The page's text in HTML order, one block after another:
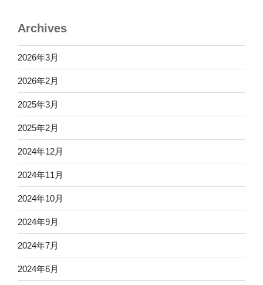
Archives
2026年3月
2026年2月
2025年3月
2025年2月
2024年12月
2024年11月
2024年10月
2024年9月
2024年7月
2024年6月